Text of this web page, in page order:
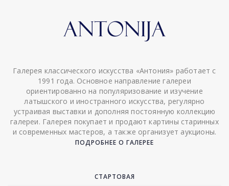
Галерея классического искусства «Антония» работает с
1991 года. Основное направление галереи
ориентированно на популяризование и изучение
латышского и иностранного искусства, регулярно
устраивая выставки и дополняя постоянную коллекцию
галереи. Галерея покупает и продают картины старинных
и современных мастеров, а также организует аукционы.
ПОДРОБНЕЕ О ГАЛЕРЕЕ
СТАРТОВАЯ